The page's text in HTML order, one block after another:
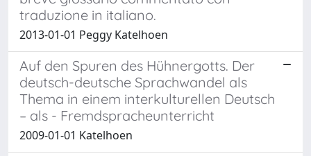
traduzione in italiano.
2013-01-01 Peggy Katelhoen
Auf den Spuren des Hühnergotts. Der
deutsch-deutsche Sprachwandel als
Thema in einem interkulturellen Deutsch
– als - Fremdspracheunterricht
2009-01-01 Katelhoen